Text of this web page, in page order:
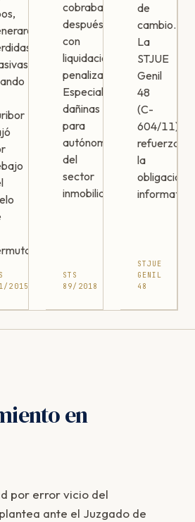
2015
cobraba
después
con
liquidaciones
penalizadoras.
Especialmente
dañinas
para
autónomos
del
sector
inmobiliario.
STS
89/2018
de
cambio.
La
STJUE
Genil
48
(C-
604/11)
refuerza
la
obligación
STJUE
GENIL
48
en
por error vicio del
ante el Juzgado de